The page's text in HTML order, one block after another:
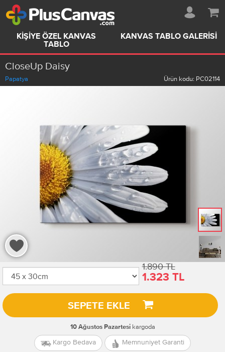
KIŞIYE ÖZEL KANVAS
TABLO
KANVAS TABLO GALERISI
CloseUp Daisy
Papatya Ürün kodu: PC02114
1.890 TL
1.323 TL
SEPETE EKLE
10 Ağustos Pazartesikargoda
Kargo Bedava Memnuniyet Garanti